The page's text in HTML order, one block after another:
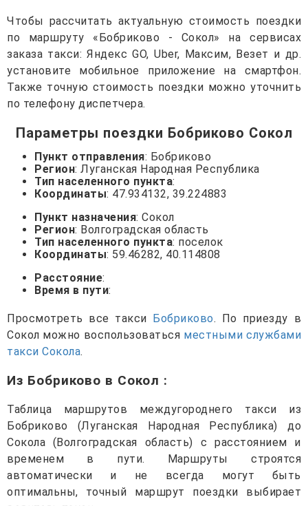
Чтобы рассчитать актуальную стоимость поездки
по маршруту «Бобриково - Сокол» на сервисах
заказа такси: Яндекс GO, Uber, Максим, Везет и др.
установите мобильное приложение на смартфон.
Также точную стоимость поездки можно уточнить
по телефону диспетчера.
Параметры поездки Бобриково Сокол
Пункт отправления: Бобриково
Регион: Луганская Народная Республика
Тип населенного пункта:
Координаты: 47.934132, 39.224883
Пункт назначения: Сокол
Регион: Волгоградская область
Тип населенного пункта: поселок
Координаты: 59.46282, 40.114808
Расстояние:
Время в пути:
Просмотреть все такси Бобриково. По приезду в
Сокол можно воспользоваться местными службами
такси Сокола.
Из Бобриково в Сокол :
Таблица маршрутов междугороднего такси из
Бобриково (Луганская Народная Республика) до
Сокола (Волгоградская область) с расстоянием и
временем в пути. Маршруты строятся
автоматически и не всегда могут быть
оптимальны, точный маршрут поездки выбирает